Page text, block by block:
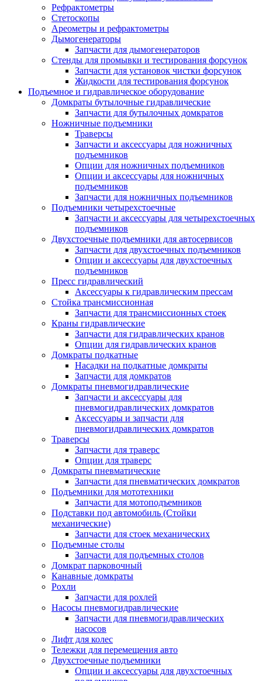
Рефрактометры
Стетоскопы
Ареометры и рефрактометры
Дымогенераторы
Запчасти для дымогенераторов
Стенды для промывки и тестирования форсунок
Запчасти для установок чистки форсунок
Жидкости для тестирования форсунок
Подъемное и гидравлическое оборудование
Домкраты бутылочные гидравлические
Запчасти для бутылочных домкратов
Ножничные подъемники
Траверсы
Запчасти и аксессуары для ножничных
подъемников
Опции для ножничных подъемников
Опции и аксессуары для ножничных
подъемников
Запчасти для ножничных подъемников
Подъемники четырехстоечные
Запчасти и аксессуары для четырехстоечных
подъемников
Двухстоечные подъемники для автосервисов
Запчасти для двухстоечных подъемников
Опции и аксессуары для двухстоечных
подъемников
Пресс гидравлический
Аксессуары к гидравлическим прессам
Стойка трансмиссионная
Запчасти для трансмиссионных стоек
Краны гидравлические
Запчасти для гидравлических кранов
Опции для гидравлических кранов
Домкраты подкатные
Насадки на подкатные домкраты
Запчасти для домкратов
Домкраты пневмогидравлические
Запчасти и аксессуары для
пневмогидравлических домкратов
Аксессуары и запчасти для
пневмогидравлических домкратов
Траверсы
Запчасти для траверс
Опции для траверс
Домкраты пневматические
Запчасти для пневматических домкратов
Подъемники для мототехники
Запчасти для мотоподъемников
Подставки под автомобиль (Стойки
механические)
Запчасти для стоек механических
Подъемные столы
Запчасти для подъемных столов
Домкрат парковочный
Канавные домкраты
Рохли
Запчасти для рохлей
Насосы пневмогидравлические
Запчасти для пневмогидравлических
насосов
Лифт для колес
Тележки для перемещения авто
Двухстоечные подъемники
Опции и аксессуары для двухстоечных